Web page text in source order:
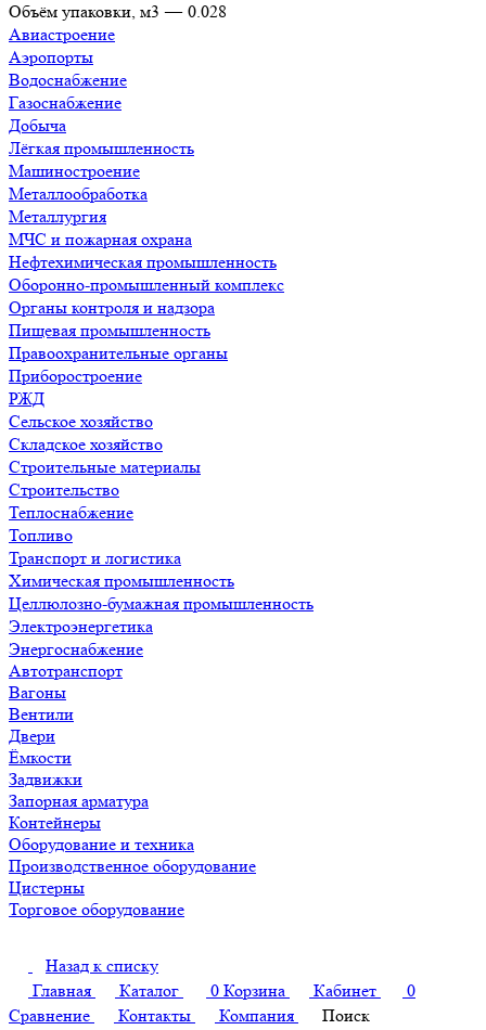
Объём упаковки, м3 — 0.028
Авиастроение
Аэропорты
Водоснабжение
Газоснабжение
Добыча
Лёгкая промышленность
Машиностроение
Металлообработка
Металлургия
МЧС и пожарная охрана
Нефтехимическая промышленность
Оборонно-промышленный комплекс
Органы контроля и надзора
Пищевая промышленность
Правоохранительные органы
Приборостроение
РЖД
Сельское хозяйство
Складское хозяйство
Строительные материалы
Строительство
Теплоснабжение
Топливо
Транспорт и логистика
Химическая промышленность
Целлюлозно-бумажная промышленность
Электроэнергетика
Энергоснабжение
Автотранспорт
Вагоны
Вентили
Двери
Ёмкости
Задвижки
Запорная арматура
Контейнеры
Оборудование и техника
Производственное оборудование
Цистерны
Торговое оборудование
Назад к списку
Главная
Каталог 0 Корзина Кабинет
0
Сравнение
Контакты Компания Поиск